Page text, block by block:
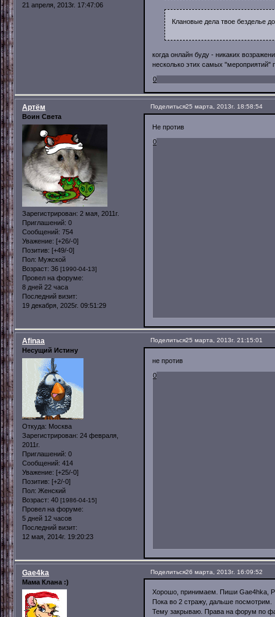
21 апреля, 2013г. 17:47:06
Клановые дела твое безделье
когда онлайн буду - никаких
несколько этих самых "мероприятий"
0
Поделиться25 марта, 2013г. 18:58:54
Артём
Воин Света
Зарегистрирован: 2 мая, 2011г.
Приглашений: 0
Сообщений: 754
Уважение: [+26/-0]
Позитив: [+49/-0]
Пол: Мужской
Возраст: 36 [1990-04-13]
Провел на форуме:
8 дней 22 часа
Последний визит:
19 декабря, 2025г. 09:51:29
Не против
0
Поделиться25 марта, 2013г. 21:15:01
Afinaa
Несущий Истину
Откуда: Москва
Зарегистрирован: 24 февраля,
2011г.
Приглашений: 0
Сообщений: 414
Уважение: [+25/-0]
Позитив: [+2/-0]
Пол: Женский
Возраст: 40 [1986-04-15]
Провел на форуме:
5 дней 12 часов
Последний визит:
12 мая, 2014г. 19:20:23
не против
0
Поделиться26 марта, 2013г. 16:09:52
Gae4ka
Мама Клана :)
Хорошо, принимаем. Пиши Gae4hka,
Пока во 2 стражу, дальше посмотрим.
Тему закрываю. Права на форум по